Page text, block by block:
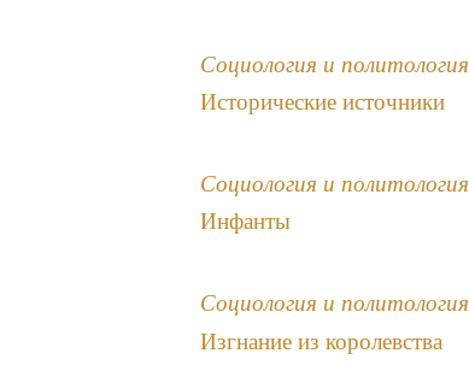
Социология и политология
Исторические источники
Социология и политология
Инфанты
Социология и политология
Изгнание из королевства